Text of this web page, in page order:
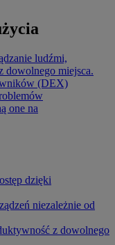
ludźmi,
miejsca.
(DEX)
one na
dzięki
niezależnie od
z dowolnego